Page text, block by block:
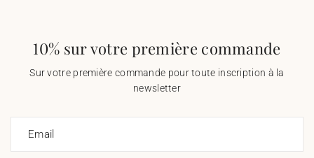
10% sur votre première commande
Sur votre première commande pour toute inscription à la
newsletter
Email